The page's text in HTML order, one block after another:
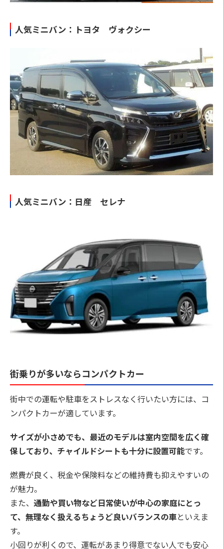
人気ミニバン：トヨタ ヴォクシー
人気ミニバン：日産 セレナ
街乗りが多いならコンパクトカー
街中での運転や駐車をストレスなく行いたい方には、コ
ンパクトカーが適しています。
サイズが小さめでも、最近のモデルは室内空間を広く確
保しており、チャイルドシートも十分に設置可能です。
燃費が良く、税金や保険料などの維持費も抑えやすいの
が魅力。
また、 通勤や買い物など日常使いが中心の家庭にとっ
て、無理なく扱えるちょうど良いバランスの車といえま
す。
小回りが利くので、運転があまり得意でない人でも安心